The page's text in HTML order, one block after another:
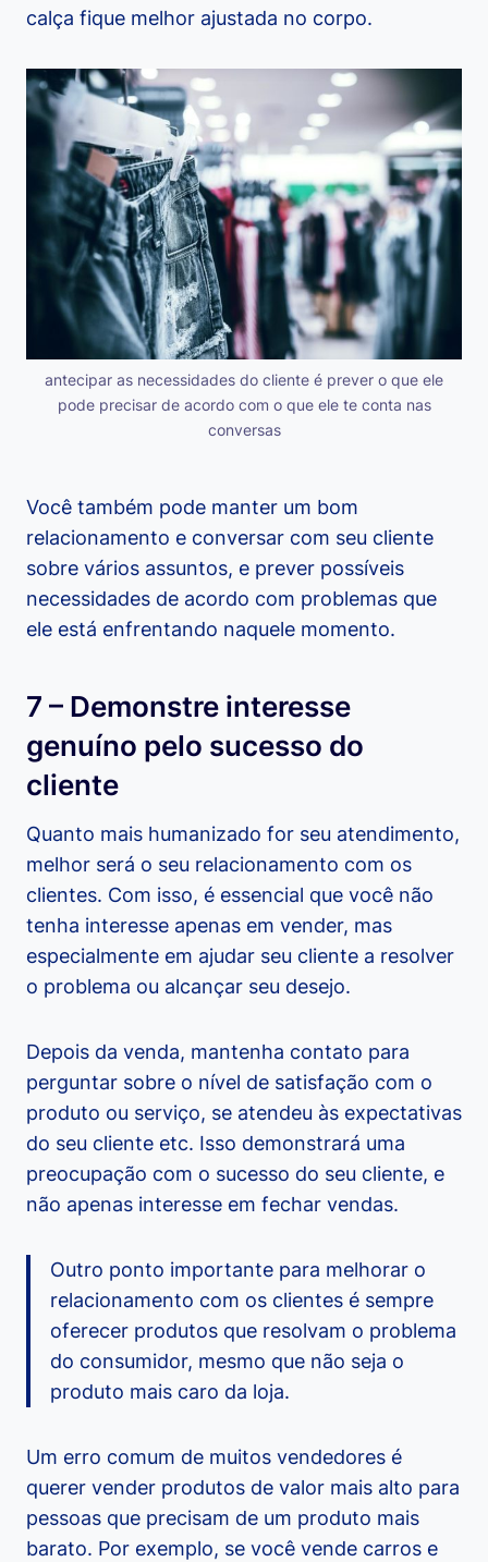
calça fique melhor ajustada no corpo.
antecipar as necessidades do cliente é prever o que ele
pode precisar de acordo com o que ele te conta nas
conversas
Você também pode manter um bom
relacionamento e conversar com seu cliente
sobre vários assuntos, e prever possíveis
necessidades de acordo com problemas que
ele está enfrentando naquele momento.
7 – Demonstre interesse
genuíno pelo sucesso do
cliente
Quanto mais humanizado for seu atendimento,
melhor será o seu relacionamento com os
clientes. Com isso, é essencial que você não
tenha interesse apenas em vender, mas
especialmente em ajudar seu cliente a resolver
o problema ou alcançar seu desejo.
Depois da venda, mantenha contato para
perguntar sobre o nível de satisfação com o
produto ou serviço, se atendeu às expectativas
do seu cliente etc. Isso demonstrará uma
preocupação com o sucesso do seu cliente, e
não apenas interesse em fechar vendas.
Outro ponto importante para melhorar o
relacionamento com os clientes é sempre
oferecer produtos que resolvam o problema
do consumidor, mesmo que não seja o
produto mais caro da loja.
Um erro comum de muitos vendedores é
querer vender produtos de valor mais alto para
pessoas que precisam de um produto mais
barato. Por exemplo, se você vende carros e